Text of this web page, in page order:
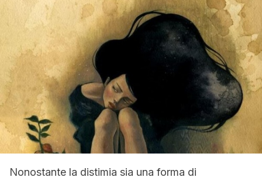
Nonostante la distimia sia una forma di